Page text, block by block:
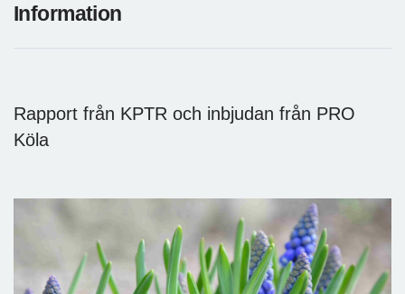
Information
Rapport från KPTR och inbjudan från PRO
Köla